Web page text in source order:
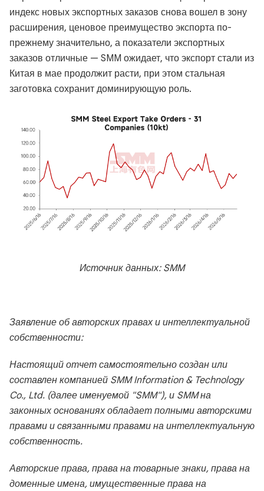
индекс новых экспортных заказов снова вошел в зону
расширения, ценовое преимущество экспорта по-
прежнему значительно, а показатели экспортных
заказов отличные — SMM ожидает, что экспорт стали из
Китая в мае продолжит расти, при этом стальная
заготовка сохранит доминирующую роль.
Источник данных: SMM
Заявление об авторских правах и интеллектуальной
собственности:
Настоящий отчет самостоятельно создан или
составлен компанией SMM Information & Technology
Co., Ltd. (далее именуемой "SMM"), и SMM на
законных основаниях обладает полными авторскими
правами и связанными правами на интеллектуальную
собственность.
Авторские права, права на товарные знаки, права на
доменные имена, имущественные права на